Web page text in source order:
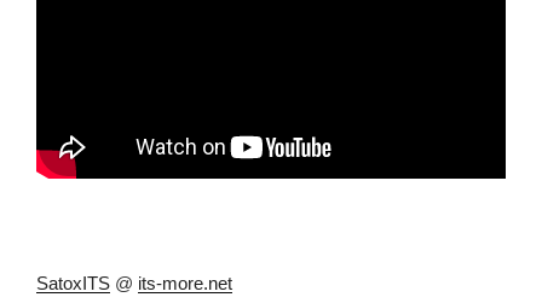
SatoxITS @ its-more.net